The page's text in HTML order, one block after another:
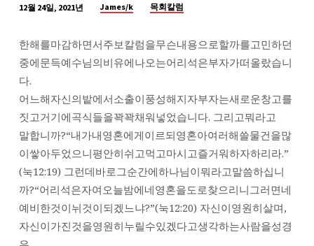
혜
로
운
사
람
:
고
현
권
목
사”
12월 24일, 2021년 James/k 목회칼럼
한해를마감하면서주보칼럼을무슨내용으로할까를고민하던
중에문득예수님의비유에나오는어리석은부자가떠올랐습니
다.
어느해자신의밭에서소출이풍성해지자부자는새로운창고를
짓고거기에곡식들을꽉꽉채워넣었습니다. 그리고뭐라고
말합니까?“내가내영혼에게이르되영혼아여러해쓸물건을많
이쌓아두었으니평안히쉬고먹고마시고즐거워하자하리라.”
(눅12:19) 그런데바로그순간에하나님이뭐라고말씀하십니
까?“어리석은자여오늘밤에네영혼을도로찾으리니그러면네
예비한것이뉘것이되겠느냐?”(눅12:20) 자신이영원히살며,
자신이가진것을영원히누릴수있겠다고생각하는사람을성경